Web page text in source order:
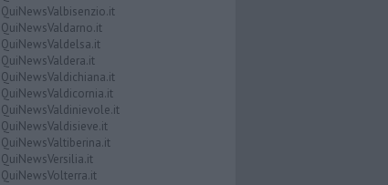
QuiNewsValbisenzio.it
QuiNewsValdarno.it
QuiNewsValdelsa.it
QuiNewsValdera.it
QuiNewsValdichiana.it
QuiNewsValdicornia.it
QuiNewsValdinievole.it
QuiNewsValdisieve.it
QuiNewsValtiberina.it
QuiNewsVersilia.it
QuiNewsVolterra.it